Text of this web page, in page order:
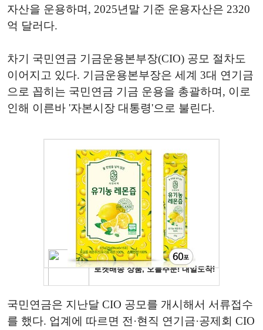
자산을 운용하며, 2025년말 기준 운용자산은 2320
억 달러다.
차기 국민연금 기금운용본부장(CIO) 공모 절차도
이어지고 있다. 기금운용본부장은 세계 3대 연기금
으로 꼽히는 국민연금 기금 운용을 총괄하며, 이로
인해 이른바 '자본시장 대통령'으로 불린다.
국민연금은 지난달 CIO 공모를 개시해서 서류접수
를 했다. 업계에 따르면 전·현직 연기금·공제회 CIO